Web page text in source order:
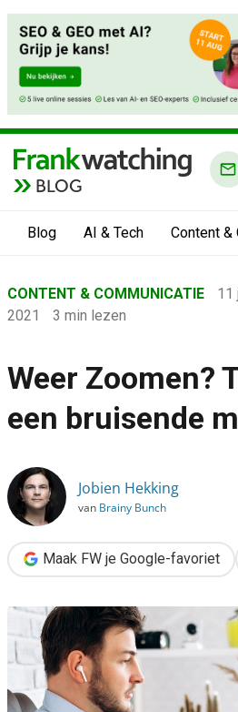
BLOG
Blog AI & Tech Content &
›
Content & Communicatie
›
CONTENT & COMMUNICATIE
11
2021
3 min lezen
Weer Zoomen?
een bruisende
Jobien Hekking
van Brainy Bunch
Maak FW je Google-favoriet